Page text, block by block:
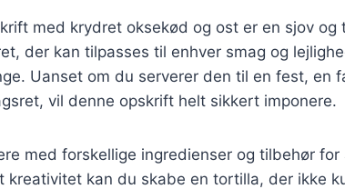
med krydret oksekød og ost er en sjov og
der kan tilpasses til enhver smag og
Uanset om du serverer den til en fest, en
vil denne opskrift helt sikkert imponere.
med forskellige ingredienser og tilbehør
kreativitet kan du skabe en tortilla, der ikke